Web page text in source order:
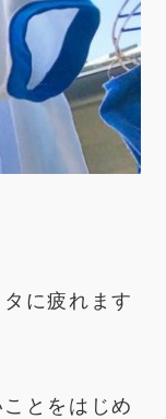
に疲れます
とをはじめ